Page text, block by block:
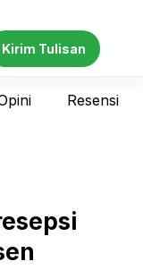
Kirim Tulisan
Resensi